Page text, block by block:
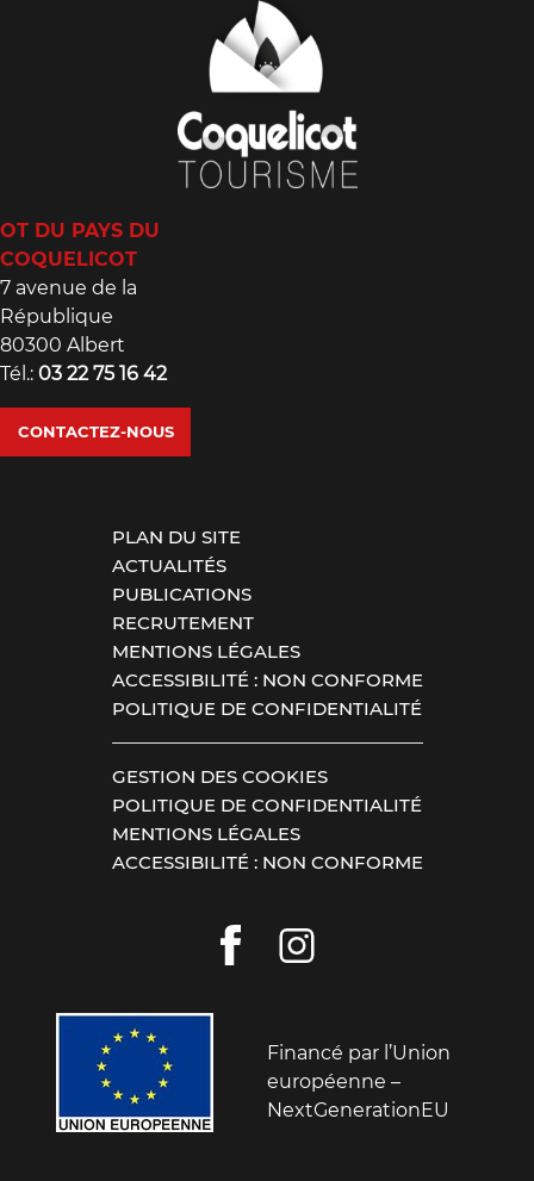
OT DU PAYS DU
COQUELICOT
7 avenue de la
République
80300 Albert
Tél.: 03 22 75 16 42
CONTACTEZ-NOUS
PLAN DU SITE
ACTUALITÉS
PUBLICATIONS
RECRUTEMENT
MENTIONS LÉGALES
ACCESSIBILITÉ : NON CONFORME
POLITIQUE DE CONFIDENTIALITÉ
GESTION DES COOKIES
POLITIQUE DE CONFIDENTIALITÉ
MENTIONS LÉGALES
ACCESSIBILITÉ : NON CONFORME
Financé par l’Union
européenne –
NextGenerationEU